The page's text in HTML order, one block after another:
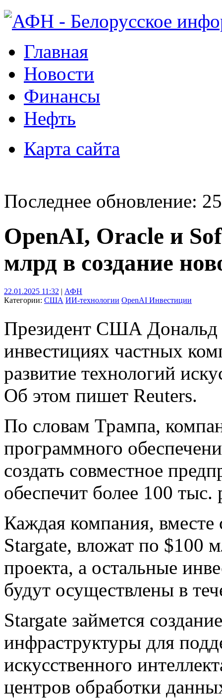
Главная
Новости
Финансы
Нефть
Карта сайта
Последнее обновление:
OpenAI, Oracle и
млрд в создание
22.01.2025 11:32 | АФН
Категории: США ИИ-технологии OpenAI Инвестиции
Президент США Дональд
инвестициях частных
развитие технологий
Об этом пишет Reuters.
По словам Трампа,
программного
создать совместное
обеспечит более 100
Каждая компания,
Stargate, вложат по $100
проекта, а остальные
будут осуществлены в
Stargate займется
инфраструктуры для
искусственного
центров обработки